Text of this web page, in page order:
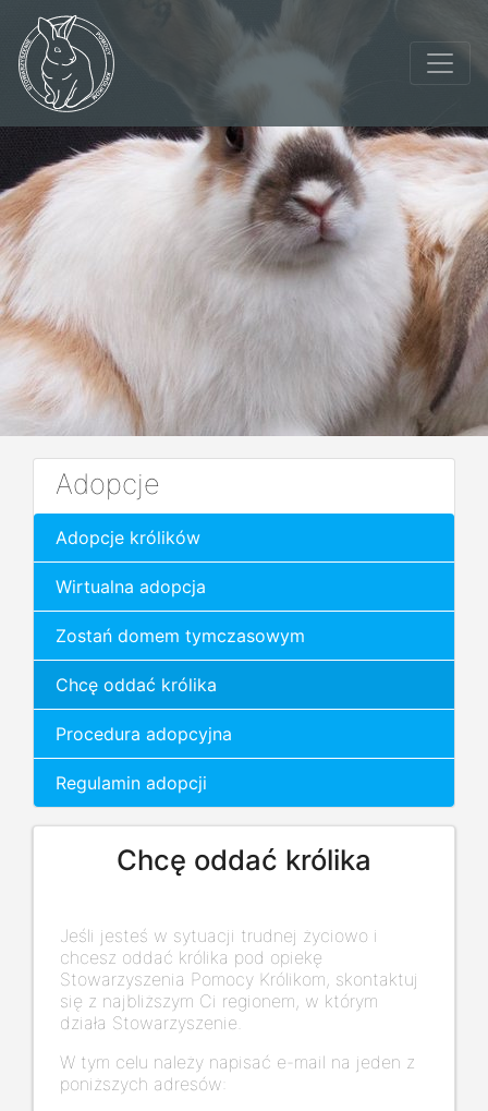
Adopcje
Adopcje królików
Wirtualna adopcja
Zostań domem tymczasowym
Chcę oddać królika
Procedura adopcyjna
Regulamin adopcji
Chcę oddać królika
Jeśli jesteś w sytuacji trudnej życiowo i
chcesz oddać królika pod opiekę
Stowarzyszenia Pomocy Królikom, skontaktuj
się z najbliższym Ci regionem, w którym
działa Stowarzyszenie.
W tym celu należy napisać e-mail na jeden z
poniższych adresów: